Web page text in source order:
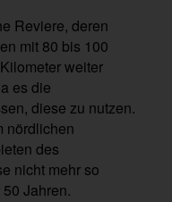
Reviere, deren
mit 80 bis 100
weiter
es die
diese zu nutzen.
nördlichen
des
nicht mehr so
Jahren.